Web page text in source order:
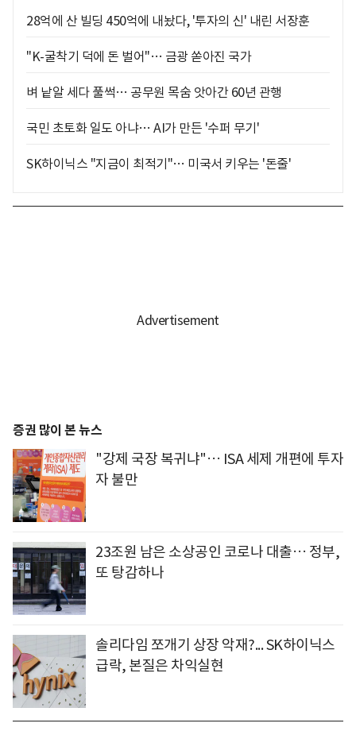
28억에 산 빌딩 450억에 내놨다, '투자의 신' 내린 서장훈
"K-굴착기 덕에 돈 벌어"… 금광 쏟아진 국가
벼 낱알 세다 풀썩… 공무원 목숨 앗아간 60년 관행
국민 초토화 일도 아냐… AI가 만든 '수퍼 무기'
SK하이닉스 "지금이 최적기"… 미국서 키우는 '돈줄'
증권 많이 본 뉴스
"강제 국장 복귀냐"… ISA 세제 개편에 투자
자 불만
23조원 남은 소상공인 코로나 대출… 정부,
또 탕감하나
솔리다임 쪼개기 상장 악재?... SK하이닉스
급락, 본질은 차익실현